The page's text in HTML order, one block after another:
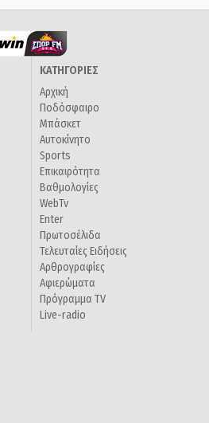
ΚΑΤΗΓΟΡΙΕΣ
Αρχική
Ποδόσφαιρο
Μπάσκετ
Αυτοκίνητο
Sports
Επικαιρότητα
Βαθμολογίες
WebTv
Enter
Πρωτοσέλιδα
Τελευταίες Ειδήσεις
Αρθρογραφίες
Αφιερώματα
Πρόγραμμα TV
Live-radio